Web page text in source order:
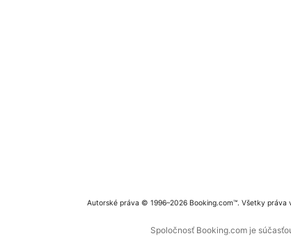
Autorské práva © 1996–2026 Booking.com™. Všetky práva
Spoločnosť Booking.com je